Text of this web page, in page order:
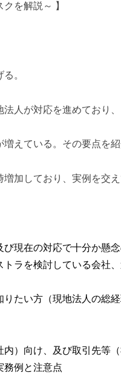
を解説～ 】
。
人が対応を進めており、
えている。その要点を紹
加しており、実例を交え
現在の対応で十分か懸
ラを検討している会社
たい方（現地法人の総経
）向け、及び取引先等（
務例と注意点